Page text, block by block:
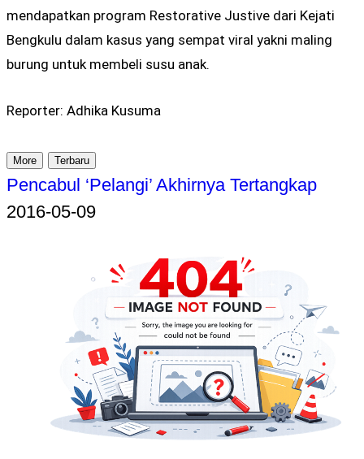
mendapatkan program Restorative Justive dari Kejati
Bengkulu dalam kasus yang sempat viral yakni maling
burung untuk membeli susu anak.
Reporter: Adhika Kusuma
More Terbaru
Pencabul ‘Pelangi’ Akhirnya Tertangkap
2016-05-09